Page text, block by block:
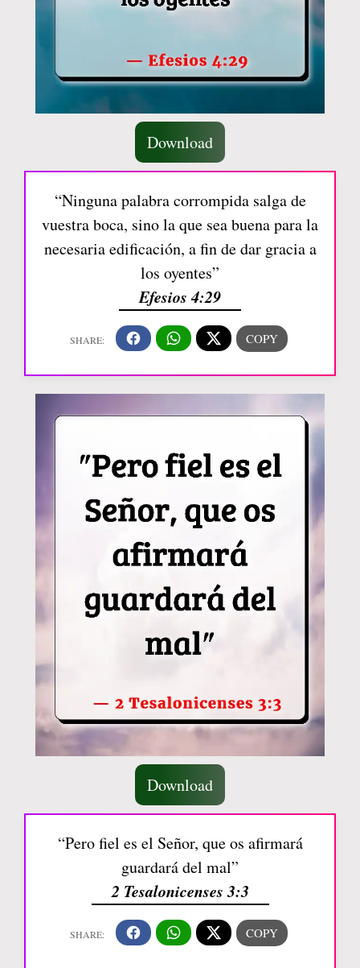
Download
“Ninguna palabra corrompida salga de
vuestra boca, sino la que sea buena para la
necesaria edificación, a fin de dar gracia a
los oyentes”
Efesios 4:29
Download
“Pero fiel es el Señor, que os afirmará
guardará del mal”
2 Tesalonicenses 3:3